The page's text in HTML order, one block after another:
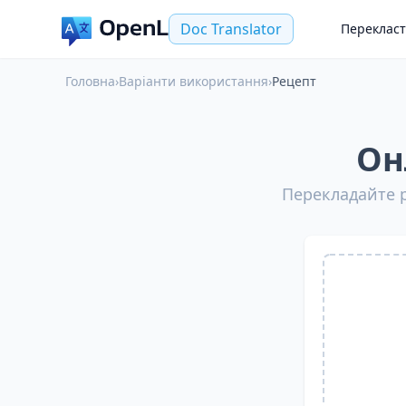
Doc Translator
Головна›Варіанти використання›Рецепт
Перекладайте